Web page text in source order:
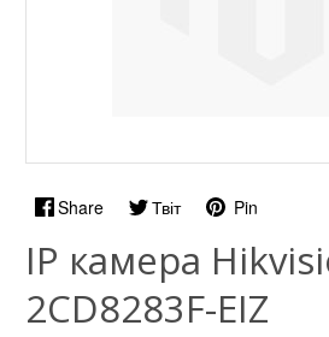
Share Твіт Pin
IP камера
2CD8283F-EIZ